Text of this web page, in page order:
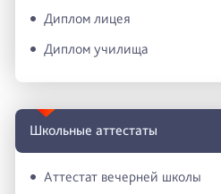
Диплом лицея
Диплом училища
Школьные аттестаты
Аттестат вечерней школы